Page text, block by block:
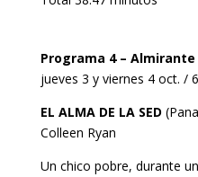
Programa 4 – Almirante
jueves 3 y viernes 4 oct. /
EL ALMA DE LA SED
Colleen Ryan
Un chico pobre, durante